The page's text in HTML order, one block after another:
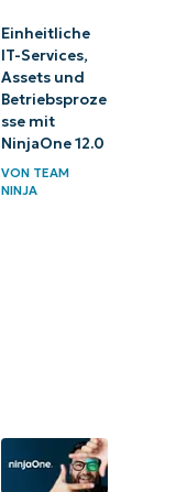
Einheitliche
IT-Services,
Assets und
Betriebsproze
sse mit
NinjaOne 12.0
VON TEAM
NINJA